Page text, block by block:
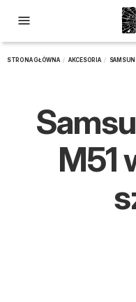
STRONA GŁÓWNA/ AKCESORIA/
M51